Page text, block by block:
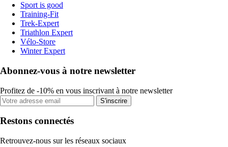
Sport is good
Training-Fit
Trek-Expert
Triathlon Expert
Vélo-Store
Winter Expert
Abonnez-vous à notre newsletter
Profitez de -10% en vous inscrivant à notre newsletter
S'inscrire
Restons connectés
Retrouvez-nous sur les réseaux sociaux